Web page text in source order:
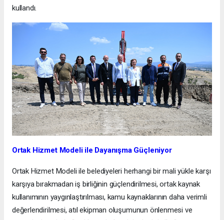
kullandı.
Ortak Hizmet Modeli ile Dayanışma Güçleniyor
Ortak Hizmet Modeli ile belediyeleri herhangi bir mali yükle karşı
karşıya bırakmadan iş birliğinin güçlendirilmesi, ortak kaynak
kullanımının yaygınlaştırılması, kamu kaynaklarının daha verimli
değerlendirilmesi, atıl ekipman oluşumunun önlenmesi ve